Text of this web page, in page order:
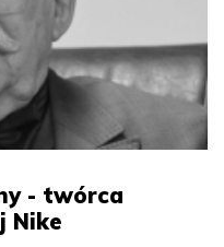
- twórca
Nike